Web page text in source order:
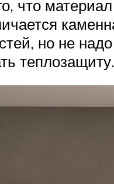
что
но не
теплозащиту.